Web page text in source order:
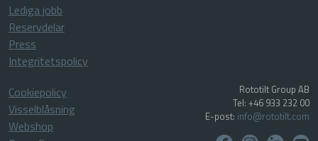
Lediga jobb
Reservdelar
Press
Integritetspolicy
Cookiepolicy
Visselblåsning
Webshop
Rototilt Group AB
Tel: +46 933 232 00
E-post: info@rototilt.com